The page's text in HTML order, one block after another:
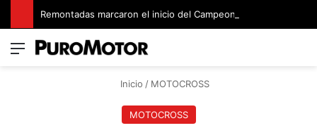
Menú
Inicio / MOTOCROSS
MOTOCROSS